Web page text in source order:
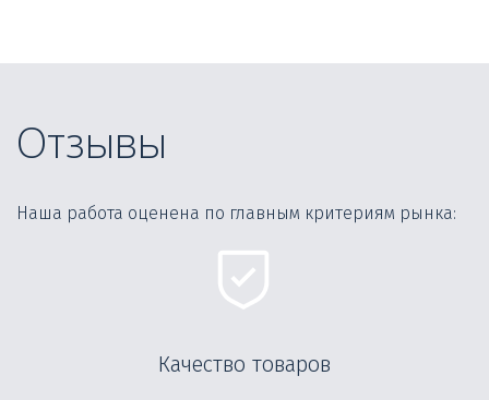
Отзывы
Наша работа оценена по главным критериям рынка:
Качество товаров